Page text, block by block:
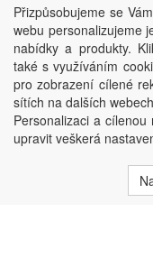
Copyright ©
Penepex s.r.o., Za Špicí
CZ03220923; zápis do
Přizpůsobujeme se
webu personalizujeme
nabídky a produkty.
také s využíváním
pro zobrazení cílené
sítích na dalších
Personalizaci a
upravit veškerá